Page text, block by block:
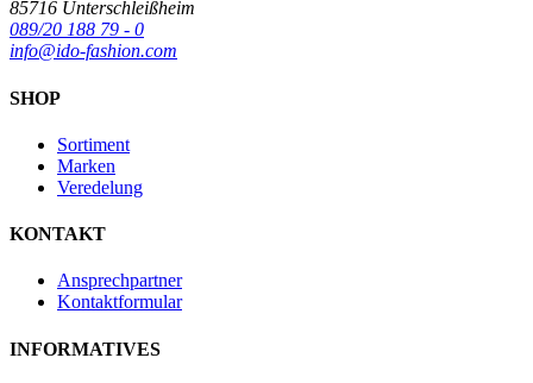
85716 Unterschleißheim
089/20 188 79 - 0
info@ido-fashion.com
SHOP
Sortiment
Marken
Veredelung
KONTAKT
Ansprechpartner
Kontaktformular
INFORMATIVES